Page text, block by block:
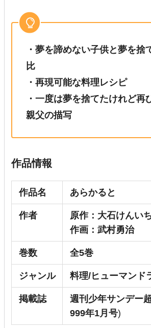
・夢を諦めない子供と夢を捨
比
・再現可能な料理レシピ
・一度は夢を捨てたけれど再
親父の描写
作品情報
作品名 あらかると
作者
原作：大石けんい
作画：武村勇治
巻数 全5巻
ジャンル 料理/ヒューマンド
掲載誌 週刊少年サンデー
999年1月号)